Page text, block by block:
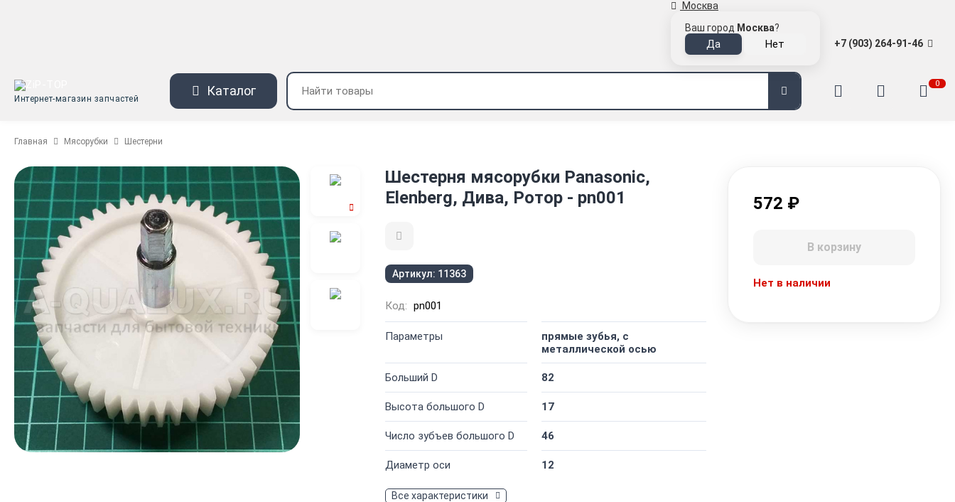
Москва
Ваш город Москва?
+7 (903) 264-91-46
Интернет-магазин запчастей
Каталог 0
Главная Мясорубки Шестерни
Шестерня мясорубки Panasonic,
Elenberg, Дива, Ротор - pn001
Артикул: 11363
Код: pn001
Параметры
прямые зубья, с
металлической осью
Больший D 82
Высота большого D 17
Число зубъев большого D 46
Диаметр оси 12
Все характеристики
572 ₽
В корзину
Нет в наличии